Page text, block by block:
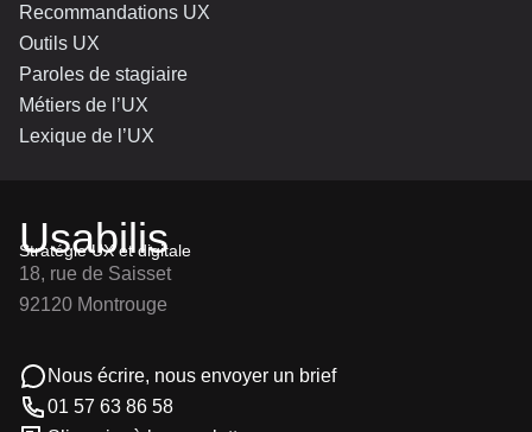
Recommandations UX
Outils UX
Paroles de stagiaire
Métiers de l’UX
Lexique de l’UX
Usabilis
Stratégie UX et digitale
18, rue de Saisset
92120 Montrouge
Nous écrire, nous envoyer un brief
01 57 63 86 58